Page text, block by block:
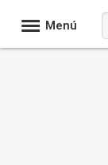
Menú